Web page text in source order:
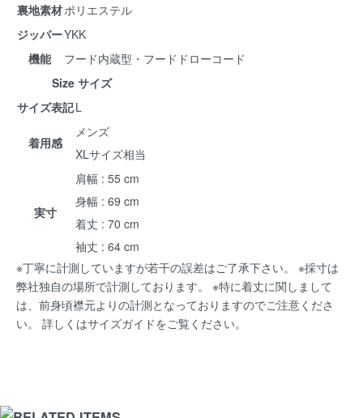
裏地素材ポリエステル
ジッパーYKK
機能
フード内蔵型・フードドローコード
Size サイズ
サイズ表記L
着用感
メンズ
XLサイズ相当
実寸
肩幅 : 55 cm
身幅 : 69 cm
着丈 : 70 cm
袖丈 : 64 cm
※丁寧に計測していますが若干の誤差はご了承下さい。 ※採寸は
弊社独自の場所で計測しております。 ※特に着丈に関しまして
は、前身頃襟元よりの計測となっておりますのでご注意くださ
い。 詳しくはサイズガイドをご覧ください。